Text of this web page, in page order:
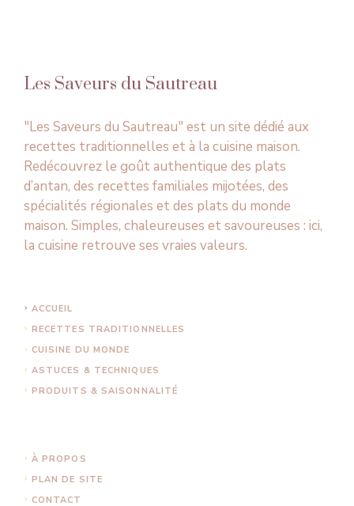
Les Saveurs du Sautreau
"Les Saveurs du Sautreau" est un site dédié aux
recettes traditionnelles et à la cuisine maison.
Redécouvrez le goût authentique des plats
d’antan, des recettes familiales mijotées, des
spécialités régionales et des plats du monde
maison. Simples, chaleureuses et savoureuses : ici,
la cuisine retrouve ses vraies valeurs.
ACCUEIL
RECETTES TRADITIONNELLES
CUISINE DU MONDE
ASTUCES & TECHNIQUES
PRODUITS & SAISONNALITÉ
À PROPOS
PLAN DE SITE
CONTACT